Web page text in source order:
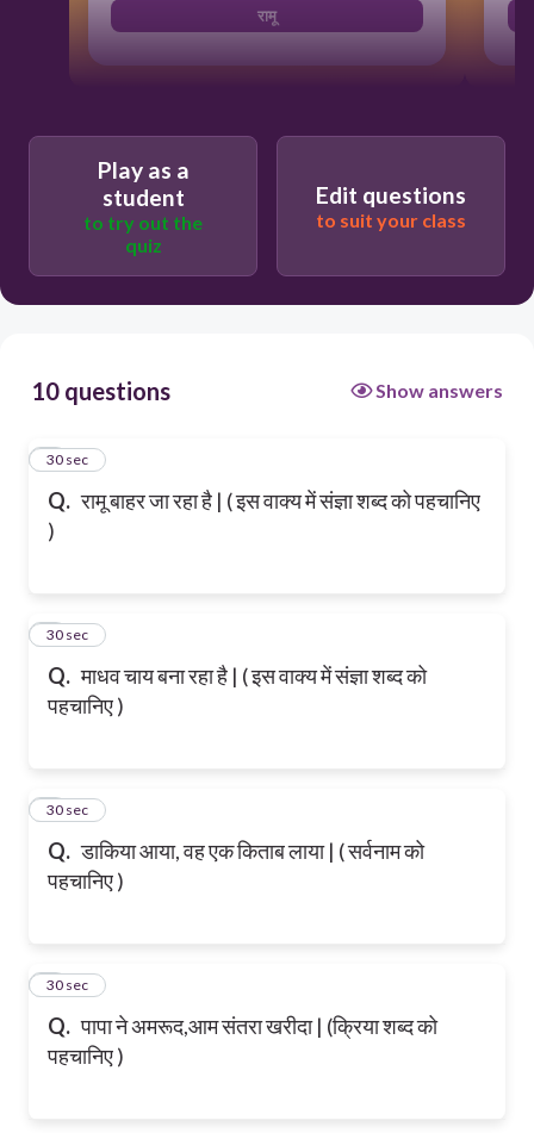
रामू
Play as a
student
to try out the
quiz
Edit questions
to suit your class
10 questions Show answers
Q. रामू बाहर जा रहा है | ( इस वाक्य में संज्ञा शब्द को पहचानिए
)
1
30 sec
Q. माधव चाय बना रहा है | ( इस वाक्य में संज्ञा शब्द को
पहचानिए )
2
30 sec
Q. डाकिया आया, वह एक किताब लाया | ( सर्वनाम को
पहचानिए )
3
30 sec
Q. पापा ने अमरूद,आम संतरा खरीदा | (क्रिया शब्द को
पहचानिए )
4
30 sec